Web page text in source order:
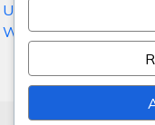
Uncategorized
WordPress Hosting